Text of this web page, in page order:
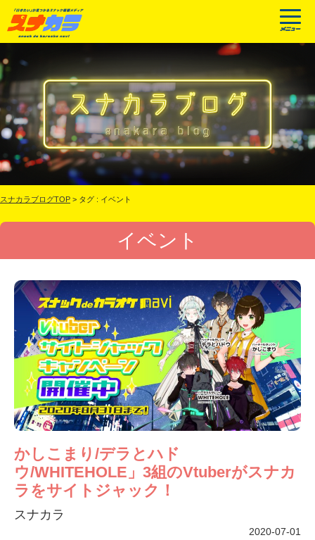
スナカラブログTOP > タグ : イベント
イベント
かしこまり/デラとハド
ウ/WHITEHOLE」3組のVtuberがスナカ
ラをサイトジャック！
スナカラ
2020-07-01